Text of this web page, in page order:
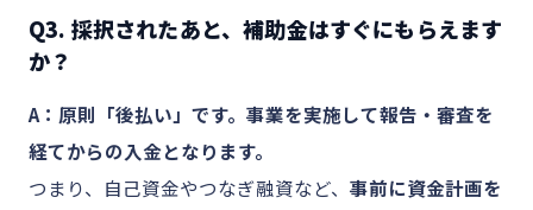
Q3. 採択されたあと、補助金はすぐにもらえます
か？
A：原則「後払い」です。事業を実施して報告・審査を
経てからの入金となります。
つまり、自己資金やつなぎ融資など、 事前に資金計画を